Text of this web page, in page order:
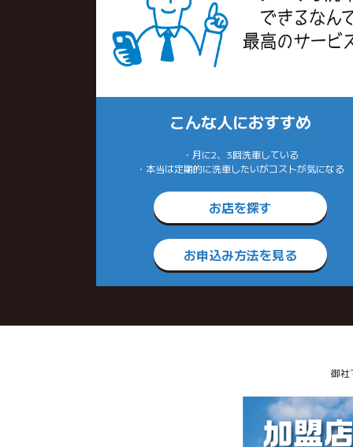
こんな人におすすめ
・月に2、3回洗車している
・本当は定期的に洗車したいがコストが気になる
お店を探す
お申込み方法を見る
御社